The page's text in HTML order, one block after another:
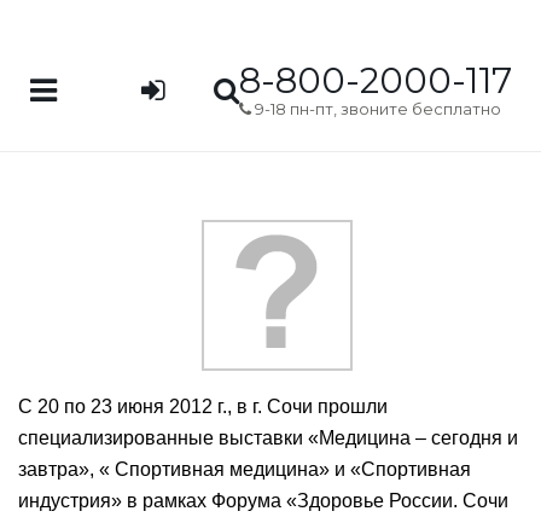
8-800-2000-117
9-18 пн-пт, звоните бесплатно
С 20 по 23 июня 2012 г., в г. Сочи прошли
специализированные выставки «Медицина – сегодня и
завтра», « Спортивная медицина» и «Спортивная
индустрия» в рамках Форума «Здоровье России. Сочи